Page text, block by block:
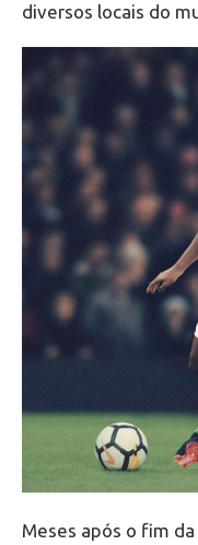
diversos locais do
Meses após o fim